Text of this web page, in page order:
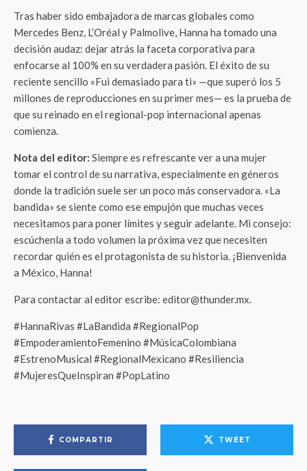
Tras haber sido embajadora de marcas globales como
Mercedes Benz, L’Oréal y Palmolive, Hanna ha tomado una
decisión audaz: dejar atrás la faceta corporativa para
enfocarse al 100% en su verdadera pasión. El éxito de su
reciente sencillo «Fui demasiado para ti» —que superó los 5
millones de reproducciones en su primer mes— es la prueba de
que su reinado en el regional-pop internacional apenas
comienza.
Nota del editor: Siempre es refrescante ver a una mujer
tomar el control de su narrativa, especialmente en géneros
donde la tradición suele ser un poco más conservadora. «La
bandida» se siente como ese empujón que muchas veces
necesitamos para poner límites y seguir adelante. Mi consejo:
escúchenla a todo volumen la próxima vez que necesiten
recordar quién es el protagonista de su historia. ¡Bienvenida
a México, Hanna!
Para contactar al editor escribe: editor@thunder.mx.
#HannaRivas #LaBandida #RegionalPop
#EmpoderamientoFemenino #MúsicaColombiana
#EstrenoMusical #RegionalMexicano #Resiliencia
#MujeresQueInspiran #PopLatino
COMPARTIR TWEET